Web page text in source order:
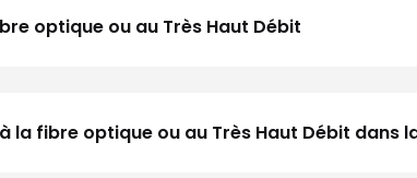
optique ou au Très Haut Débit
la fibre optique ou au Très Haut Débit dans